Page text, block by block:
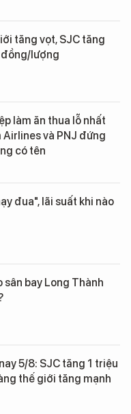
tăng vọt, SJC tăng
lượng
làm ăn thua lỗ nhất
Airlines và PNJ đứng
có tên
đua", lãi suất khi nào
sân bay Long Thành
5/8: SJC tăng 1 triệu
thế giới tăng mạnh